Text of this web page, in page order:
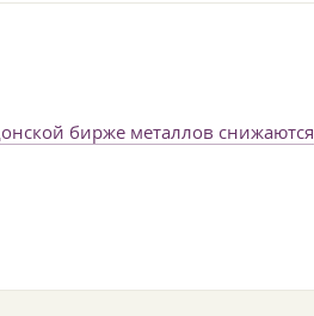
бирже металлов снижаются